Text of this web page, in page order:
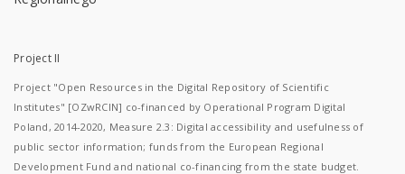
Project II
Project "Open Resources in the Digital Repository of Scientific
Institutes" [OZwRCIN] co-financed by Operational Program Digital
Poland, 2014-2020, Measure 2.3: Digital accessibility and usefulness of
public sector information; funds from the European Regional
Development Fund and national co-financing from the state budget.